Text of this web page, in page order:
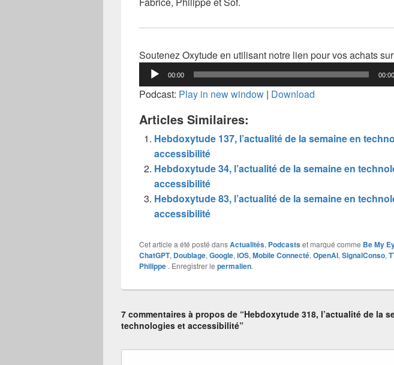
Soutenez Oxytude en utilisant notre lien pour vos achats sur
Lecteur
audio
00:00 00:00
Podcast: Play in new window | Download
Articles Similaires:
Hebdoxytude 137, l’actualité de la semaine en
accessibilité
Hebdoxytude 34, l’actualité de la semaine en
accessibilité
Hebdoxytude 83, l’actualité de la semaine en
accessibilité
Cet article a été posté dansActualités, Podcastset marqué comme Be My
ChatGPT, Doublage, Google, iOS, Mobile Connecté, OpenAI, SignalConso,
Philippe . Enregistrer le permalien.
7 commentaires à propos de “Hebdoxytude 318, l’actualité de la
technologies et accessibilité”